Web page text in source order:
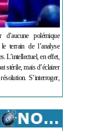
d’aucune polémique
terrain de l’analyse
L’intellectuel, en effet,
stérile, mais d’éclairer
S’interroger,